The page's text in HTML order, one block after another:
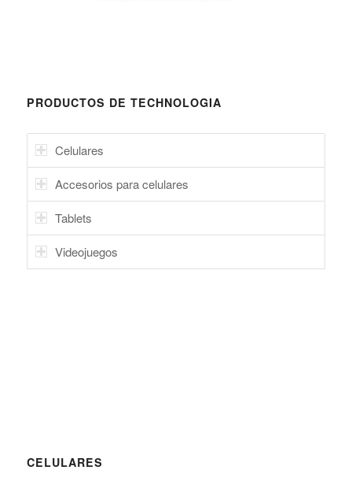
PRODUCTOS DE TECHNOLOGIA
Celulares
Accesorios para celulares
Tablets
Videojuegos
CELULARES